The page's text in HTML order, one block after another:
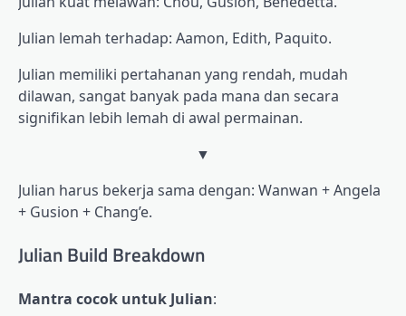
Julian lemah terhadap: Aamon, Edith, Paquito.
Julian memiliki pertahanan yang rendah, mudah
dilawan, sangat banyak pada mana dan secara
signifikan lebih lemah di awal permainan.
▼
Julian harus bekerja sama dengan: Wanwan + Angela
+ Gusion + Chang’e.
Julian Build Breakdown
Mantra cocok untuk Julian: